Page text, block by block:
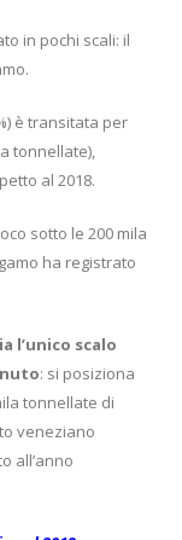
in pochi scali: il
è transitata per
tonnellate),
al 2018.
sotto le 200 mila
ha registrato
l’unico scalo
: si posiziona
tonnellate di
veneziano
all’anno